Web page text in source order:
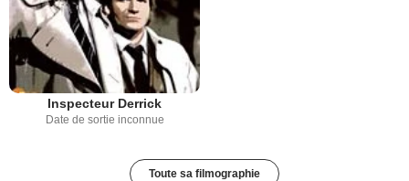
Inspecteur Derrick
Date de sortie inconnue
Toute sa filmographie